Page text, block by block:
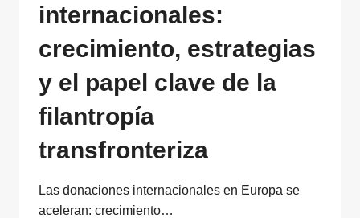
internacionales:
crecimiento, estrategias
y el papel clave de la
filantropía
transfronteriza
Las donaciones internacionales en Europa se
aceleran: crecimiento…